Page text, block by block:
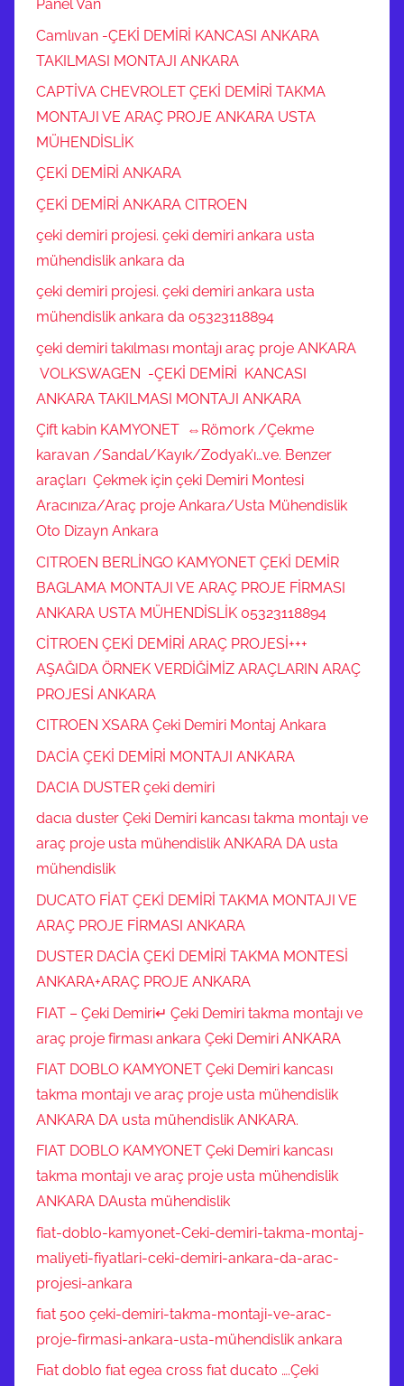
Panel Van
Camlıvan -ÇEKİ DEMİRİ KANCASI ANKARA
TAKILMASI MONTAJI ANKARA
CAPTİVA CHEVROLET ÇEKİ DEMİRİ TAKMA
MONTAJI VE ARAÇ PROJE ANKARA USTA
MÜHENDİSLİK
ÇEKİ DEMİRİ ANKARA
ÇEKİ DEMİRİ ANKARA CITROEN
çeki demiri projesi. çeki demiri ankara usta
mühendislik ankara da
çeki demiri projesi. çeki demiri ankara usta
mühendislik ankara da 05323118894
çeki demiri takılması montajı araç proje ANKARA
VOLKSWAGEN -ÇEKİ DEMİRİ KANCASI
ANKARA TAKILMASI MONTAJI ANKARA
Çift kabin KAMYONET ⇔Römork /Çekme
karavan /Sandal/Kayık/Zodyak’ı…ve. Benzer
araçları Çekmek için çeki Demiri Montesi
Aracınıza/Araç proje Ankara/Usta Mühendislik
Oto Dizayn Ankara
CITROEN BERLİNGO KAMYONET ÇEKİ DEMİR
BAGLAMA MONTAJI VE ARAÇ PROJE FİRMASI
ANKARA USTA MÜHENDİSLİK 05323118894
CİTROEN ÇEKİ DEMİRİ ARAÇ PROJESİ+++
AŞAĞIDA ÖRNEK VERDİĞİMİZ ARAÇLARIN ARAÇ
PROJESİ ANKARA
CITROEN XSARA Çeki Demiri Montaj Ankara
DACİA ÇEKİ DEMİRİ MONTAJI ANKARA
DACIA DUSTER çeki demiri
dacıa duster Çeki Demiri kancası takma montajı ve
araç proje usta mühendislik ANKARA DA usta
mühendislik
DUCATO FİAT ÇEKİ DEMİRİ TAKMA MONTAJI VE
ARAÇ PROJE FİRMASI ANKARA
DUSTER DACİA ÇEKİ DEMİRİ TAKMA MONTESİ
ANKARA+ARAÇ PROJE ANKARA
FIAT – Çeki Demiri↵ Çeki Demiri takma montajı ve
araç proje firması ankara Çeki Demiri ANKARA
FIAT DOBLO KAMYONET Çeki Demiri kancası
takma montajı ve araç proje usta mühendislik
ANKARA DA usta mühendislik ANKARA.
FIAT DOBLO KAMYONET Çeki Demiri kancası
takma montajı ve araç proje usta mühendislik
ANKARA DAusta mühendislik
fiat-doblo-kamyonet-Ceki-demiri-takma-montaj-
maliyeti-fiyatlari-ceki-demiri-ankara-da-arac-
projesi-ankara
fıat 500 çeki-demiri-takma-montaji-ve-arac-
proje-firmasi-ankara-usta-mühendislik ankara
Fıat doblo fıat egea cross fıat ducato ….Çeki